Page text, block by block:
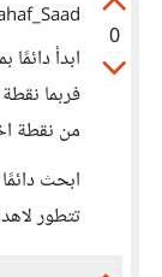
0
ابدأ
فربما
من نقطة
ابحث
تتطور